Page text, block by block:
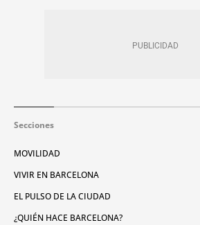
Secciones
MOVILIDAD
VIVIR EN BARCELONA
EL PULSO DE LA CIUDAD
¿QUIÉN HACE BARCELONA?